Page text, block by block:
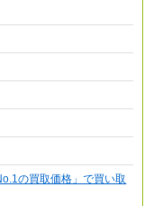
の買取価格」で買い取